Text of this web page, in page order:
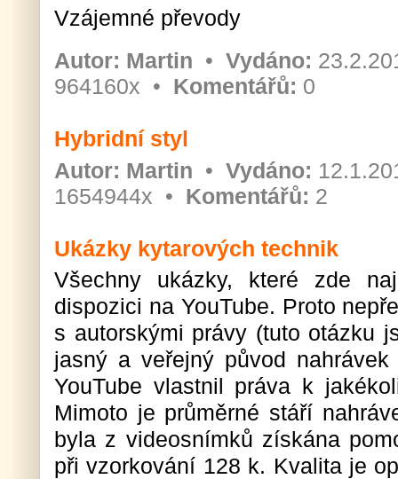
Vzájemné převody
Autor: Martin • Vydáno:
964160x • Komentářů: 0
Hybridní styl
Autor: Martin • Vydáno:
1654944x • Komentářů: 2
Ukázky kytarových technik
Všechny ukázky, které zde
dispozici na YouTube. Proto
s autorskými právy (tuto otázku
jasný a veřejný původ
YouTube vlastnil práva k
Mimoto je průměrné stáří
byla z videosnímků získána
při vzorkování 128 k. Kvalita je